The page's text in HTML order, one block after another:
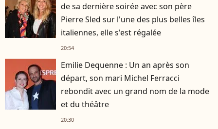
de sa dernière soirée avec son père
Pierre Sled sur l'une des plus belles îles
italiennes, elle s'est régalée
20:54
Emilie Dequenne : Un an après son
départ, son mari Michel Ferracci
rebondit avec un grand nom de la mode
et du théâtre
20:30